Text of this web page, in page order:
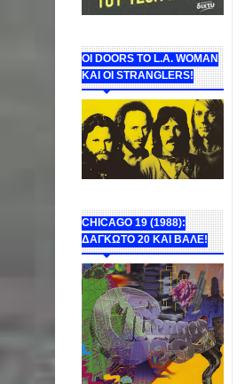
ΟΙ DOORS ΤΟ L.A. WOMAN
KAI OI STRANGLERS!
CHICAGO 19 (1988):
ΔΑΓΚΩΤΟ 20 ΚΑΙ ΒΑΛΕ!